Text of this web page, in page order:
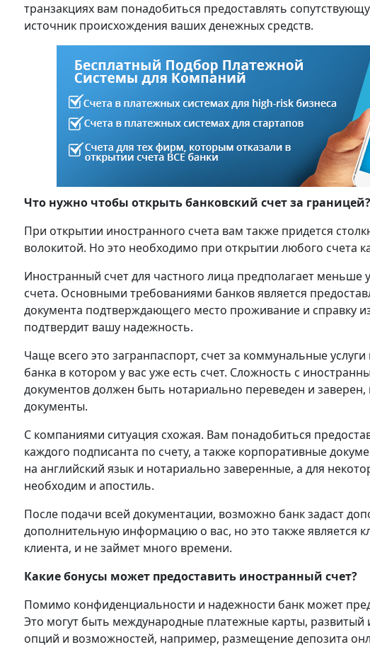
транзакциях вам понадобиться предоставлять
источник происхождения ваших денежных средств.
Что нужно чтобы открыть банковский счет за границей?
При открытии иностранного счета вам также придется
волокитой. Но это необходимо при открытии любого счета
Иностранный счет для частного лица предполагает
счета. Основными требованиями банков является
документа подтверждающего место проживание и справку
подтвердит вашу надежность.
Чаще всего это загранпаспорт, счет за коммунальные
банка в котором у вас уже есть счет. Сложность с
документов должен быть нотариально переведен и
документы.
С компаниями ситуация схожая. Вам понадобиться
каждого подписанта по счету, а также корпоративные
на английский язык и нотариально заверенные, а для
необходим и апостиль.
После подачи всей документации, возможно банк задаст
дополнительную информацию о вас, но это также является
клиента, и не займет много времени.
Какие бонусы может предоставить иностранный счет?
Помимо конфиденциальности и надежности банк может
Это могут быть международные платежные карты,
опций и возможностей, например, размещение депозита